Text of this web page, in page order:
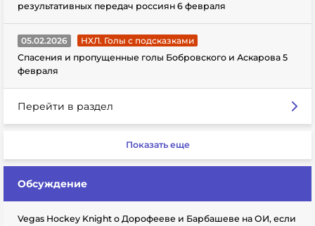
результативных передач россиян 6 февраля
05.02.2026
НХЛ. Голы с подсказками
Спасения и пропущенные голы Бобровского и Аскарова 5
февраля
Перейти в раздел
Показать еще
Обсуждение
Vegas Hockey Knight о Дорофееве и Барбашеве на ОИ, если